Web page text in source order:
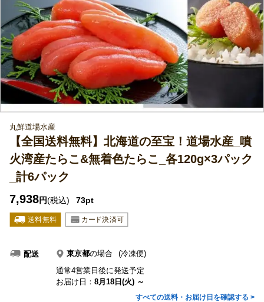
丸鮮道場水産
【全国送料無料】北海道の至宝！道場水産_噴
火湾産たらこ&無着色たらこ_各120g×3パック
_計6パック
7,938円(税込) 73pt
配送 東京都の場合
(冷凍便)
通常4営業日後に発送予定
お届け日： 8月18日(火) ～
すべての送料・お届け日を確認する >